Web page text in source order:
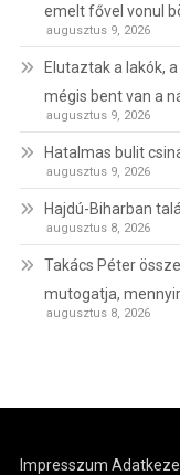
emelt fővel vonul
augusztus 9, 2026
Elutaztak a lakók,
mégis bent van a
augusztus 9, 2026
Hatalmas bulit
augusztus 9, 2026
Hajdú-Biharban
augusztus 8, 2026
Takács Péter
mutogatja,
augusztus 8, 2026
Impresszum